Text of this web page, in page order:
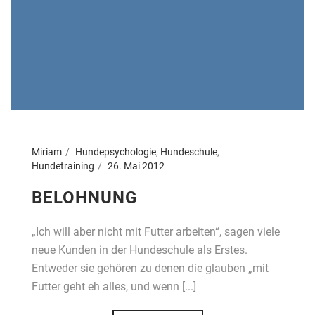
Miriam Hundepsychologie, Hundeschule,
Hundetraining
26. Mai 2012
BELOHNUNG
„Ich will aber nicht mit Futter arbeiten“, sagen viele
neue Kunden in der Hundeschule als Erstes.
Entweder sie gehören zu denen die glauben „mit
Futter geht eh alles, und wenn [...]